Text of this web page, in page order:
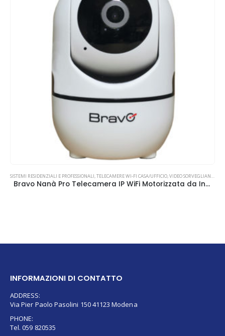
SISTEMI RESIDENZIALI E PROFESSIONALI,TELECAMERE WI-FI CASA/UFFICIO,VIDEO SORVEGLIANZA
Bravo Nanà Pro Telecamera IP WiFi Motorizzata da Interno
INFORMAZIONI DI CONTATTO
ADDRESS:
Via Pier Paolo Pasolini 150 41123 Modena
PHONE:
Tel. 059 820535